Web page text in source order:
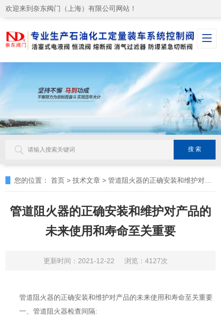
欢迎来到奈东阀门（上海）有限公司网站！
您的位置： 首页 >技术文章 >管道阻火器的正确安装和维护对产品的未来使用和寿命至关重要
管道阻火器的正确安装和维护对产品的
未来使用和寿命至关重要
更新时间：2021-12-22 浏览：4127次
管道阻火器的正确安装和维护对产品的未来使用和寿命至关重要
一、管道阻火器检查间隔: